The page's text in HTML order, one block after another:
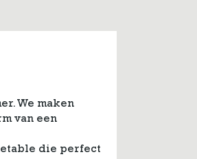
We maken
van een
die perfect